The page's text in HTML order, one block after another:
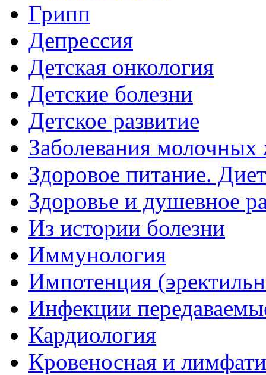
Грипп
Депрессия
Детская онкология
Детские болезни
Детское развитие
Заболевания молочных
Здоровое питание.
Здоровье и душевное
Из истории болезни
Иммунология
Импотенция
Инфекции
Кардиология
Кровеносная и